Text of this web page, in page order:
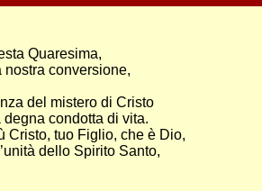
Quaresima,
conversione,
del mistero di Cristo
condotta di vita.
Cristo, tuo Figlio, che è Dio,
dello Spirito Santo,